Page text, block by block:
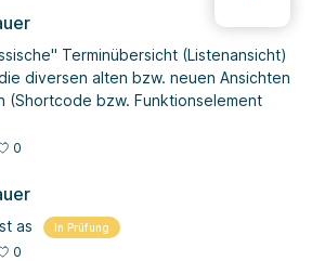
Terminübersicht (Listenansicht)
diversen alten bzw. neuen Ansichten
(Shortcode bzw. Funktionselement
0
as In Prüfung
0